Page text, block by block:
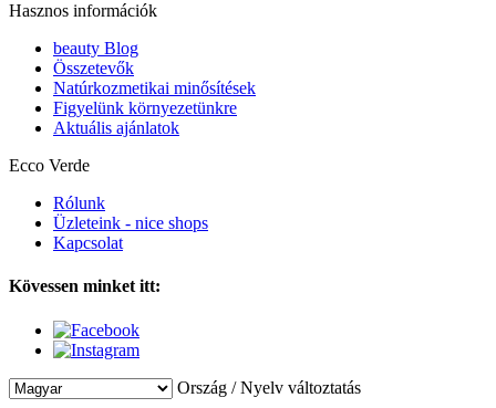
Hasznos információk
beauty Blog
Összetevők
Natúrkozmetikai minősítések
Figyelünk környezetünkre
Aktuális ajánlatok
Ecco Verde
Rólunk
Üzleteink - nice shops
Kapcsolat
Kövessen minket itt:
Ország / Nyelv változtatás